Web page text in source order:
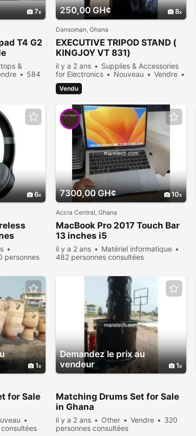
7
T4 G2
&
584
250,00 GH¢ 8
Dansoman, Ghana
EXECUTIVE TRIPOD STAND (
KINGJOY VT 831)
il y a 2 ans
Supplies & Accessories
for Electronics
Nouveau
Vendre
617 personnes consultées
Vendu
6
personnes
7300,00 GH¢ 10
Accra Central, Ghana
MacBook Pro 2017 Touch Bar
13 inches i5
il y a 2 ans
Matériel informatique
482 personnes consultées
1
for Sale
Demandez le prix au
vendeur
1
Matching Drums Set for Sale
in Ghana
il y a 2 ans Other Vendre
320
personnes consultées